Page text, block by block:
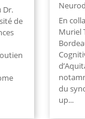
Dr.
de
En
Muriel
du
up...